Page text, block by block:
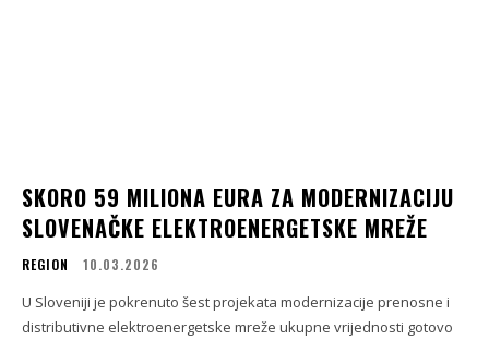
SKORO 59 MILIONA EURA ZA MODERNIZACIJU
SLOVENAČKE ELEKTROENERGETSKE MREŽE
REGION 10.03.2026
U Sloveniji je pokrenuto šest projekata modernizacije prenosne i
distributivne elektroenergetske mreže ukupne vrijednosti gotovo